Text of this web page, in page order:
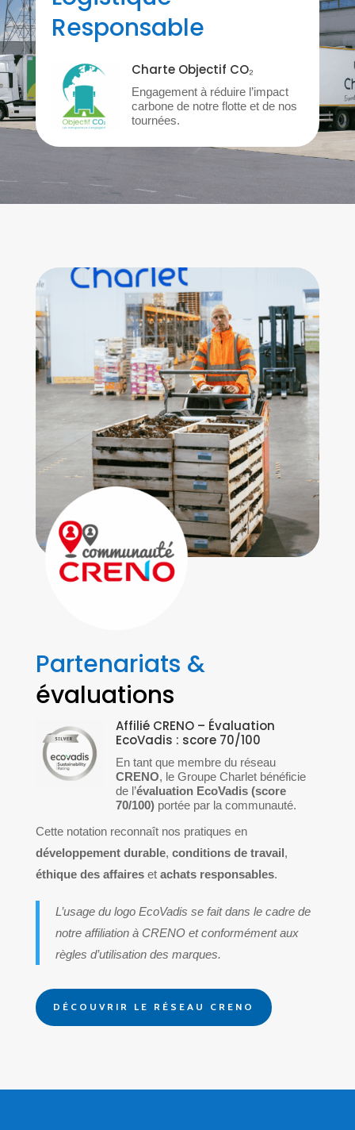
Responsable
Charte Objectif CO₂
Engagement à réduire l’impact
carbone de notre flotte et de nos
tournées.
Partenariats &
évaluations
Affilié CRENO – Évaluation
EcoVadis : score 70/100
En tant que membre du réseau
CRENO, le Groupe Charlet bénéficie
de l’évaluation EcoVadis (score
70/100) portée par la communauté.
Cette notation reconnaît nos pratiques en
développement durable, conditions de travail,
éthique des affaireset achats responsables.
L’usage du logo EcoVadis se fait dans le cadre de
notre affiliation à CRENO et conformément aux
règles d’utilisation des marques.
DÉCOUVRIR LE RÉSEAU CRENO